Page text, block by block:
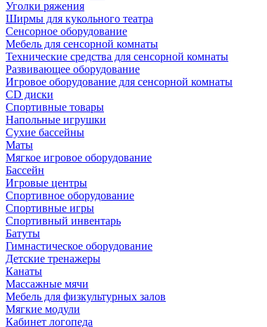
Уголки ряжения
Ширмы для кукольного театра
Сенсорное оборудование
Мебель для сенсорной комнаты
Технические средства для сенсорной комнаты
Развивающее оборудование
Игровое оборудование для сенсорной комнаты
CD диски
Спортивные товары
Напольные игрушки
Сухие бассейны
Маты
Мягкое игровое оборудование
Бассейн
Игровые центры
Спортивное оборудование
Спортивные игры
Спортивный инвентарь
Батуты
Гимнастическое оборудование
Детские тренажеры
Канаты
Массажные мячи
Мебель для физкультурных залов
Мягкие модули
Кабинет логопеда